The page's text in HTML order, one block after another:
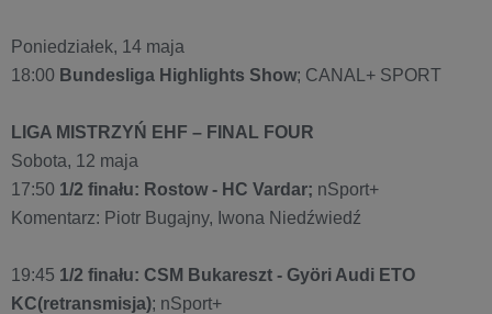
Poniedziałek, 14 maja
18:00 Bundesliga Highlights Show; CANAL+ SPORT
LIGA MISTRZYŃ EHF – FINAL FOUR
Sobota, 12 maja
17:50 1/2 finału: Rostow - HC Vardar; nSport+
Komentarz: Piotr Bugajny, Iwona Niedźwiedź
19:45 1/2 finału: CSM Bukareszt - Györi Audi ETO
KC(retransmisja); nSport+